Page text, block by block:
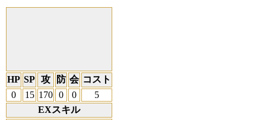
HP SP 攻 防 会 コスト
0
15 170 0 0
5
EXスキル